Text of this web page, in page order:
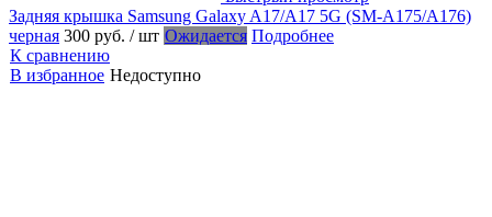
Задняя крышка Samsung Galaxy A17/A17 5G (SM-A175/A176)
черная 300 руб. / шт Ожидается Подробнее
К сравнению
В избранное Недоступно